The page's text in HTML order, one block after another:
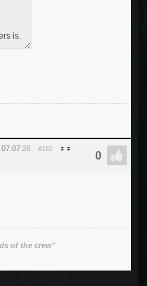
is.
:26 #182
of the crew"